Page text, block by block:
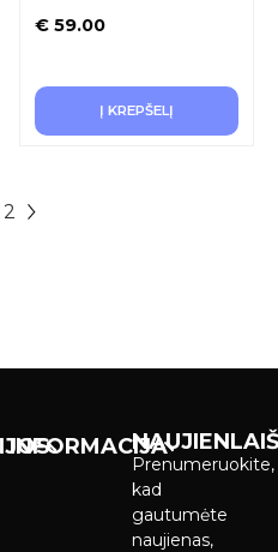
€ 59.00
Į KREPŠELĮ
2
INFORMACIJA
Prenumeruokite,
kad
gautumėte
naujienas,